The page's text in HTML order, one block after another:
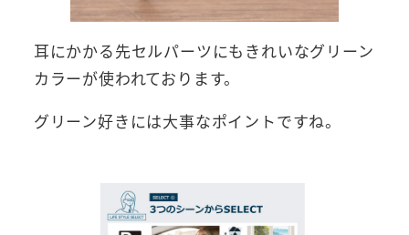
耳にかかる先セルパーツにもきれいなグリーン
カラーが使われております。
グリーン好きには大事なポイントですね。